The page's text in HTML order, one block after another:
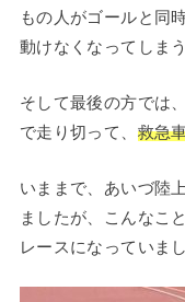
もの人がゴールと同
動けなくなってしま
そして最後の方では
で走り切って、 救急
いままで、あいづ陸
ましたが、こんなこ
レースになっていまし